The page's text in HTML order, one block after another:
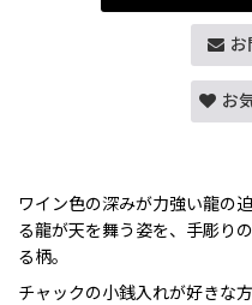
お
お
ワイン色の深みが力強い龍の
る龍が天を舞う姿を、手彫り
る柄。
チャックの小銭入れが好きな